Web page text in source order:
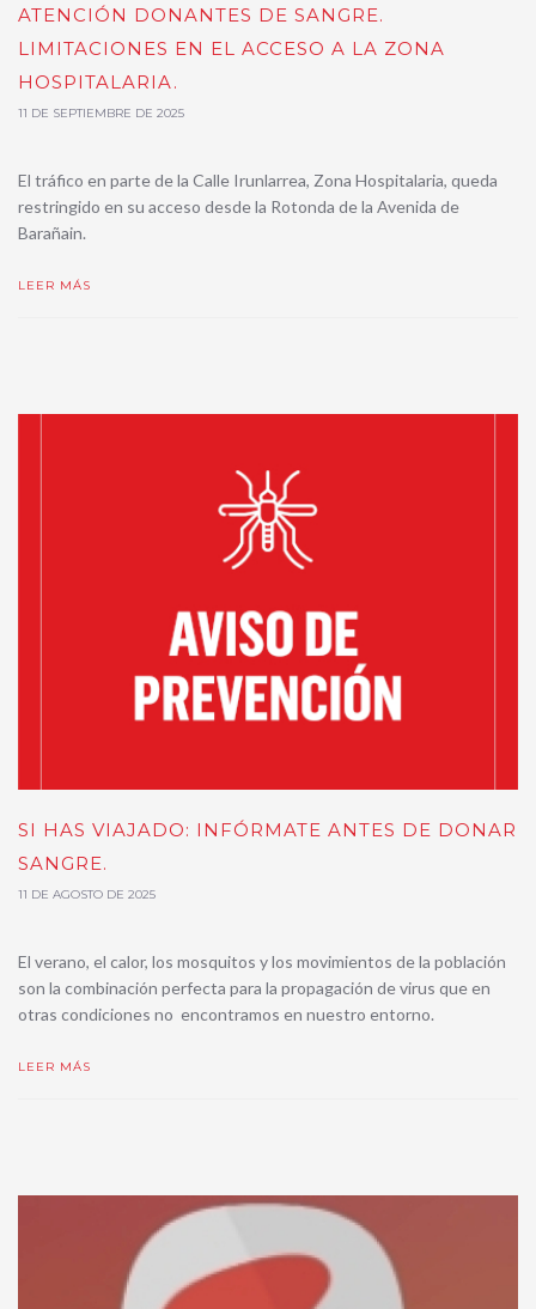
ATENCIÓN DONANTES DE SANGRE.
LIMITACIONES EN EL ACCESO A LA ZONA
HOSPITALARIA.
11 DE SEPTIEMBRE DE 2025
El tráfico en parte de la Calle Irunlarrea, Zona Hospitalaria, queda
restringido en su acceso desde la Rotonda de la Avenida de
Barañain.
LEER MÁS
SI HAS VIAJADO: INFÓRMATE ANTES DE DONAR
SANGRE.
11 DE AGOSTO DE 2025
El verano, el calor, los mosquitos y los movimientos de la población
son la combinación perfecta para la propagación de virus que en
otras condiciones no encontramos en nuestro entorno.
LEER MÁS